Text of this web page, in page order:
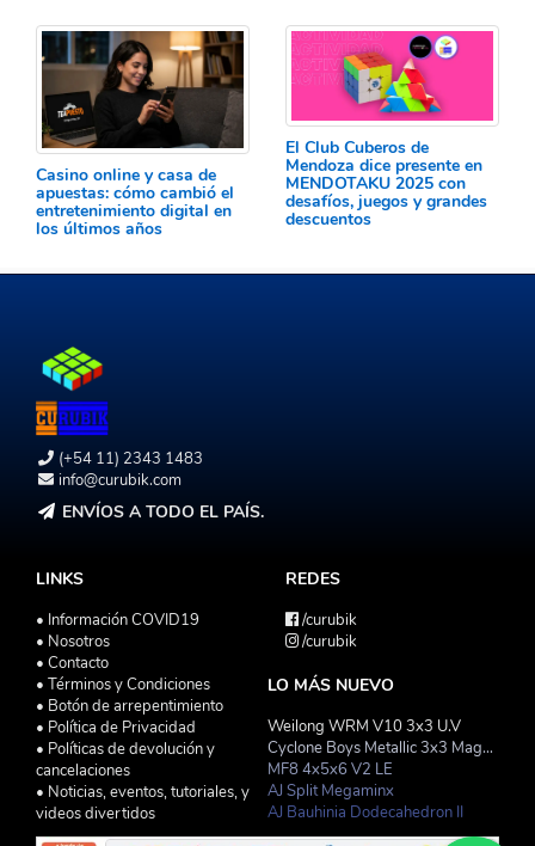
Casino online y casa de
apuestas: cómo cambió el
entretenimiento digital en
los últimos años
El Club Cuberos de
Mendoza dice presente en
MENDOTAKU 2025 con
desafíos, juegos y grandes
descuentos
(+54 11) 2343 1483
info@curubik.com
ENVÍOS A TODO EL PAÍS.
LINKS
• Información COVID19
• Nosotros
• Contacto
• Términos y Condiciones
• Botón de arrepentimiento
• Política de Privacidad
• Políticas de devolución y
cancelaciones
• Noticias, eventos, tutoriales, y
videos divertidos
REDES
/curubik
/curubik
LO MÁS NUEVO
Weilong WRM V10 3x3 U.V
Cyclone Boys Metallic 3x3 Magnetico Macaron
MF8 4x5x6 V2 LE
AJ Split Megaminx
AJ Bauhinia Dodecahedron II